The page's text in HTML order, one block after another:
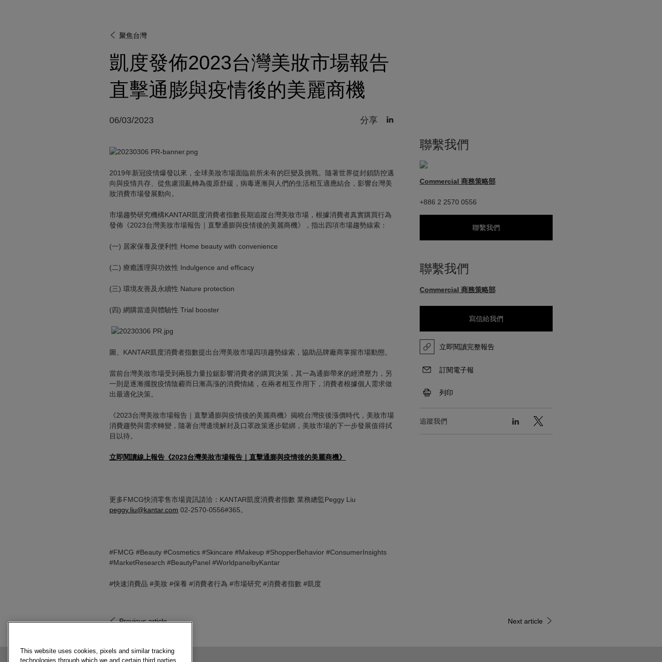
聚焦台灣
凱度發佈2023台灣美妝市場報告
直擊通膨與疫情後的美麗商機
06/03/2023 分享
2019年新冠疫情爆發以來，全球美妝市場面臨前所未有的巨變及挑戰。隨著世界從封鎖防控邁
向與疫情共存、從焦慮混亂轉為復原舒緩，病毒逐漸與人們的生活相互適應結合，影響台灣美
妝消費市場發展動向。
市場趨勢研究機構KANTAR凱度消費者指數長期追蹤台灣美妝市場，根據消費者真實購買行為
發佈《2023台灣美妝市場報告｜直擊通膨與疫情後的美麗商機》，指出四項市場趨勢線索：
(一) 居家保養及便利性 Home beauty with convenience
(二) 療癒護理與功效性 Indulgence and efficacy
(三) 環境友善及永續性 Nature protection
(四) 網購當道與體驗性 Trial booster
圖、KANTAR凱度消費者指數提出台灣美妝市場四項趨勢線索，協助品牌廠商掌握市場動態。
當前台灣美妝市場受到兩股力量拉鋸影響消費者的購買決策，其一為通膨帶來的經濟壓力，另
一則是逐漸擺脫疫情陰霾而日漸高漲的消費情緒，在兩者相互作用下，消費者根據個人需求做
出最適化決策。
《2023台灣美妝市場報告｜直擊通膨與疫情後的美麗商機》揭曉台灣疫後漲價時代，美妝市場
消費趨勢與需求轉變，隨著台灣邊境解封及口罩政策逐步鬆綁，美妝市場的下一步發展值得拭
目以待。
立即閱讀線上報告《2023台灣美妝市場報告｜直擊通膨與疫情後的美麗商機》
更多FMCG快消零售市場資訊請洽：KANTAR凱度消費者指數 業務總監Peggy Liu
peggy.liu@kantar.com 02-2570-0556#365。
#FMCG #Beauty #Cosmetics #Skincare #Makeup #ShopperBehavior #ConsumerInsights
#MarketResearch #BeautyPanel #WorldpanelbyKantar
#快速消費品 #美妝 #保養 #消費者行為 #市場研究 #消費者指數 #凱度
聯繫我們
Commercial 商務策略部
+886 2 2570 0556
聯繫我們
聯繫我們
Commercial 商務策略部
寫信給我們
立即閱讀完整報告
訂閱電子報
列印
追蹤我們
Previous article Next article
This website uses cookies, pixels and similar tracking
technologies through which we and certain third parties